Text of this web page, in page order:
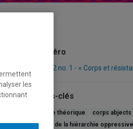
a
Numéro
Vol. 22 no. 1 - « Corps et
Mots-clés
article théorique corps abjects
refus de la hiérarchie
les